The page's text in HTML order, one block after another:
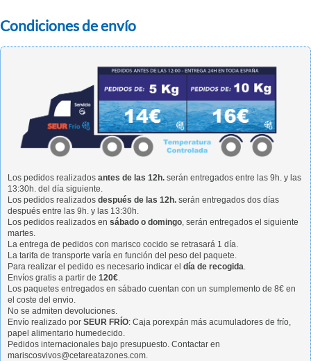
Condiciones de envío
Los pedidos realizados antes de las 12h. serán entregados entre las 9h. y las
13:30h. del día siguiente.
Los pedidos realizados después de las 12h. serán entregados dos días
después entre las 9h. y las 13:30h.
Los pedidos realizados en sábado o domingo , serán entregados el siguiente
martes.
La entrega de pedidos con marisco cocido se retrasará 1 día.
La tarifa de transporte varía en función del peso del paquete.
Para realizar el pedido es necesario indicar el día de recogida
Envíos gratis a partir de 120€
Los paquetes entregados en sábado cuentan con un sumplemento de 8€ en
el coste del envio.
No se admiten devoluciones.
Envío realizado por SEUR FRÍO: Caja porexpán más acumuladores de frío,
papel alimentario humedecido.
Pedidos internacionales bajo presupuesto. Contactar en
mariscosvivos@cetareatazones.com.